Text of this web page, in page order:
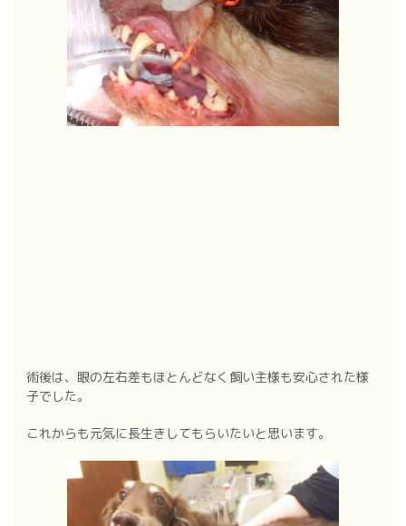
術後は、眼の左右差もほとんどなく飼い主様も安心された様
子でした。
これからも元気に長生きしてもらいたいと思います。